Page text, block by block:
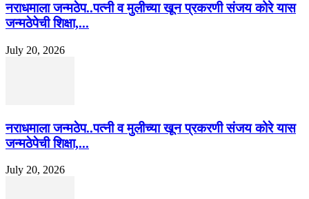
नराधमाला जन्मठेप..पत्नी व मुलीच्या खून प्रकरणी संजय कोरे यास
जन्मठेपेची शिक्षा,...
July 20, 2026
नराधमाला जन्मठेप..पत्नी व मुलीच्या खून प्रकरणी संजय कोरे यास
जन्मठेपेची शिक्षा,...
July 20, 2026